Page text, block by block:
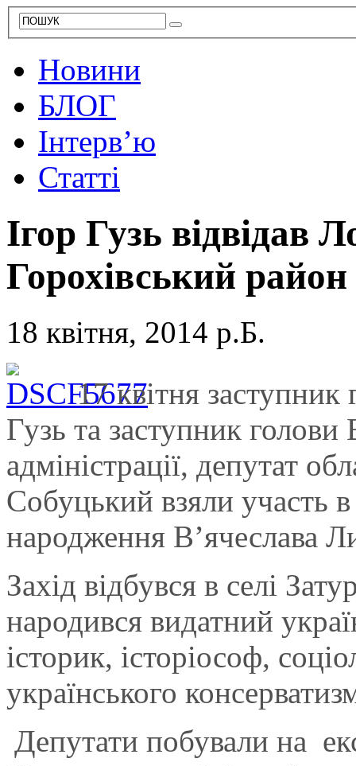
Новини
БЛОГ
Інтерв’ю
Статті
Ігор Гузь відвідав
Горохівський
18 квітня, 2014 р.Б.
17 квітня заступник
Гузь та заступник голови
адміністрації, депутат
Собуцький взяли участь
народження В’ячеслава
Захід відбувся в селі
народився видатний
історик, історіософ,
українського
Депутати побували на